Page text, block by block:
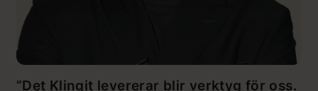
”Det Klingit levererar blir verktyg för oss.